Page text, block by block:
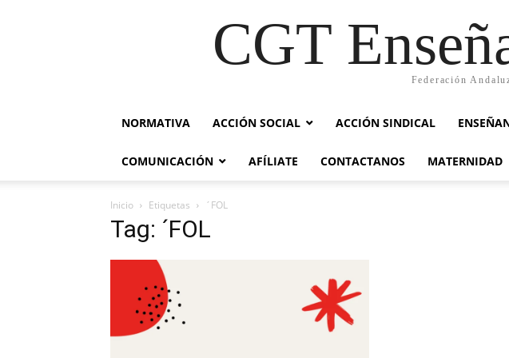
CGT
Federación
NORMATIVA ACCIÓN SOCIAL ACCIÓN SINDICAL
COMUNICACIÓN AFÍLIATE CONTACTANOS MATERNIDAD
Inicio Etiquetas ´FOL
Tag: ´FOL